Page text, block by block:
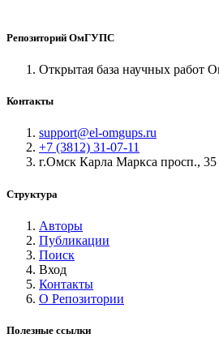
Репозиторий ОмГУПС
Открытая база научных работ
Контакты
support@el-omgups.ru
+7 (3812) 31-07-11
г.Омск Карла Маркса просп., 35
Структура
Авторы
Публикации
Поиск
Вход
Контакты
О Репозитории
Полезные ссылки